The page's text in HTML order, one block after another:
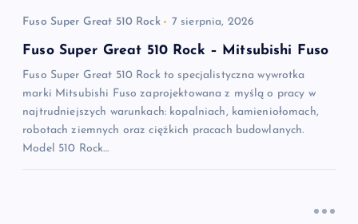
s
u
Fuso Super Great 510 Rock 7 sierpnia, 2026
Fuso Super Great 510 Rock – Mitsubishi Fuso
Fuso Super Great 510 Rock to specjalistyczna wywrotka
marki Mitsubishi Fuso zaprojektowana z myślą o pracy w
najtrudniejszych warunkach: kopalniach, kamieniołomach,
robotach ziemnych oraz ciężkich pracach budowlanych.
Model 510 Rock…